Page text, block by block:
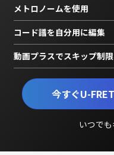
今すぐU-
いつで
メトロノームを使用
コード譜を自分用に編集
動画プラスでスキップ制